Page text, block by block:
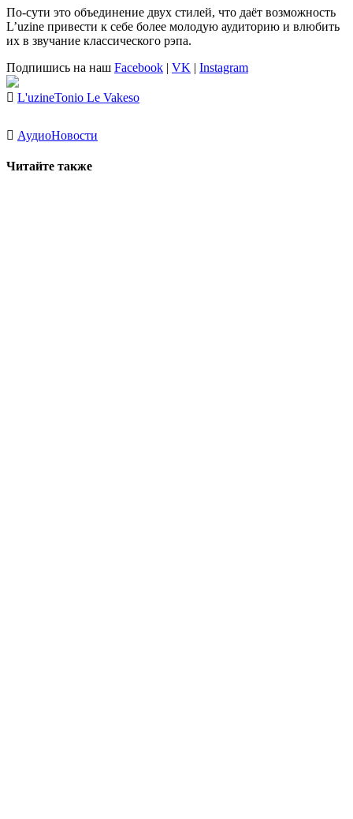
По-сути это объединение двух стилей, что даёт возможность
L’uzine привести к себе более молодую аудиторию и влюбить
их в звучание классического рэпа.
Подпишись на наш Facebook | VK | Instagram
L'uzineTonio Le Vakeso
АудиоНовости
Читайте также